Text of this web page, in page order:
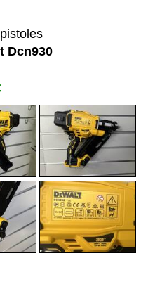
Dcn930